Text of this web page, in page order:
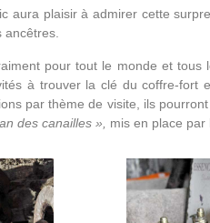
aura plaisir à admirer cette
ancêtres.
pour tout le monde et
à trouver la clé du coffre-
par thème de visite, ils
des canailles », mis en place par